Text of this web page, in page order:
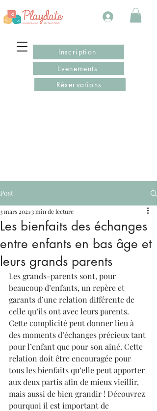
Inscription
Evenements
Réservations
Post
Les bienfaits des échanges
entre enfants en bas âge et
leurs grands parents
3 mars 2021 3 min de lecture
Les grands-parents sont, pour
beaucoup d’enfants, un repère et
garants d’une relation différente de
celle qu’ils ont avec leurs parents.
Cette complicité peut donner lieu à
des moments d’échanges précieux tant
pour l’enfant que pour son aîné. Cette
relation doit être encouragée pour
tous les bienfaits qu’elle peut apporter
aux deux partis afin de mieux vieillir,
mais aussi de bien grandir ! Découvrez
pourquoi il est important de